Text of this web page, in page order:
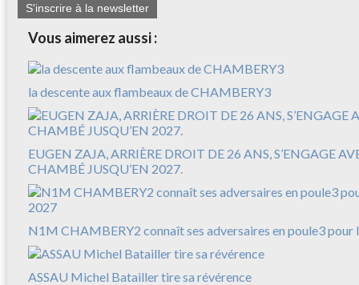
S'inscrire à la newsletter
Vous aimerez aussi :
la descente aux flambeaux de CHAMBERY3
EUGEN ZAJA, ARRIÈRE DROIT DE 26 ANS, S’ENGAGE
CHAMBÉ JUSQU’EN 2027.
N1M CHAMBERY2 connaît ses adversaires en poule3 pour
ASSAU Michel Batailler tire sa révérence